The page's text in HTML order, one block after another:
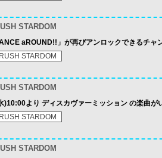
STARDOM
aROUND!!」が再びアンロックできるチャ
STARDOM
STARDOM
)10:00より ディスカヴァーミッション の楽曲が
STARDOM
STARDOM